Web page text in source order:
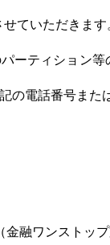
ていただきま
ティション
電話番号また
トップ支援